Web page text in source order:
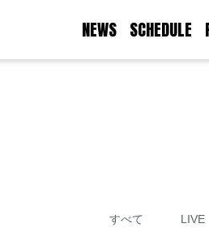
NEWS SCHEDULE
すべて LIVE